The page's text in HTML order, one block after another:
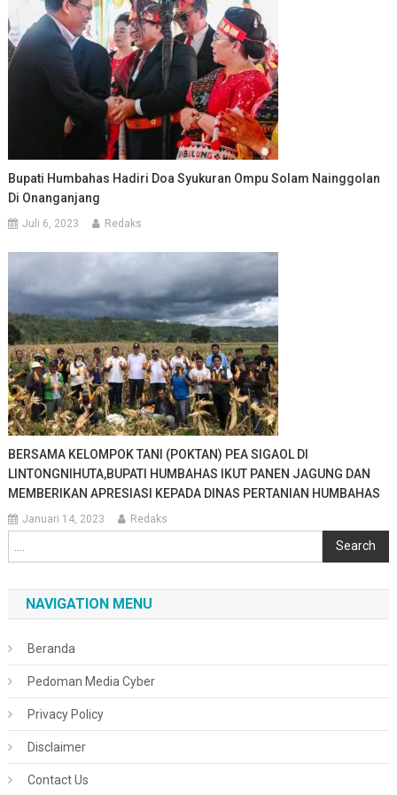
Bupati Humbahas Hadiri Doa Syukuran Ompu Solam Nainggolan
Di Onanganjang
Juli 6, 2023 Redaks
BERSAMA KELOMPOK TANI (POKTAN) PEA SIGAOL DI
LINTONGNIHUTA,BUPATI HUMBAHAS IKUT PANEN JAGUNG DAN
MEMBERIKAN APRESIASI KEPADA DINAS PERTANIAN HUMBAHAS
Januari 14, 2023 Redaks
Search
NAVIGATION MENU
Beranda
Pedoman Media Cyber
Privacy Policy
Disclaimer
Contact Us